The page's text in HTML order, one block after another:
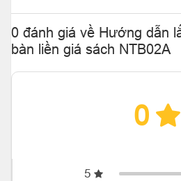
0 đánh giá về Hướng dẫn
bàn liền giá sách NTB02A
0
5